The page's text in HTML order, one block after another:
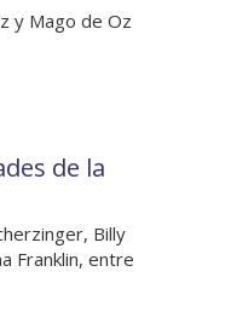
y Mago de Oz
de la
Billy
Franklin, entre